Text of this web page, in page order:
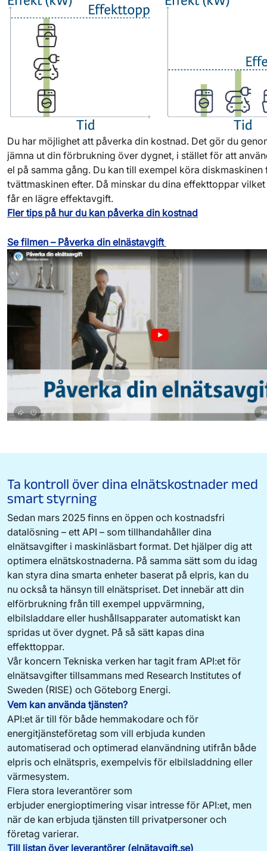
Du har möjlighet att påverka din kostnad. Det gör du
jämna ut din förbrukning över dygnet, i stället för att
el på samma gång. Du kan till exempel köra diskmaskinen
tvättmaskinen efter. Då minskar du dina effekttoppar
får en lägre effektavgift.
Fler tips på hur du kan påverka din kostnad
Se filmen – Påverka din elnästavgift
Ta kontroll över dina elnätskostnader med
smart styrning
Sedan mars 2025 finns en öppen och kostnadsfri
datalösning – ett API – som tillhandahåller dina
elnätsavgifter i maskinläsbart format. Det hjälper dig att
optimera elnätskostnaderna. På samma sätt som du idag
kan styra dina smarta enheter baserat på elpris, kan du
nu också ta hänsyn till elnätspriset. Det innebär att din
elförbrukning från till exempel uppvärmning,
elbilsladdare eller hushållsapparater automatiskt kan
spridas ut över dygnet. På så sätt kapas dina
effekttoppar.
Vår koncern Tekniska verken har tagit fram API:et för
elnätsavgifter tillsammans med Research Institutes of
Sweden (RISE) och Göteborg Energi.
Vem kan använda tjänsten?
API:et är till för både hemmakodare och för
energitjänsteföretag som vill erbjuda kunden
automatiserad och optimerad elanvändning utifrån både
elpris och elnätspris, exempelvis för elbilsladdning eller
värmesystem.
Flera stora leverantörer som
erbjuder energioptimering visar intresse för API:et, men
när de kan erbjuda tjänsten till privatpersoner och
företag varierar.
Till listan över leverantörer (elnätavgift.se)